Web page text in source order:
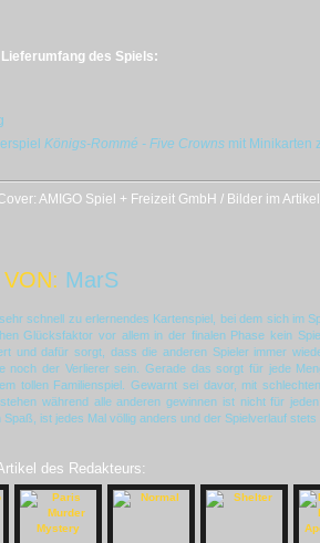
des Spiels:
Königs-Rommé - Five Crownsmit Minikarten
AMIGO Spiel + Freizeit GmbH / Bilder im
MarS
schnell zu erlernendes Kartenspiel, bei dem sich im
Glücksfaktor vor allem in der finalen Phase kein
und dafür sorgt, dass die anderen Spieler immer
noch der Verlierer sein. Gerade das sorgt für jede
tollen Familienspiel. Gewarnt sei davor, mit
während alle anderen gewinnen ist nicht für
Spaß, ist jedes Mal völlig anders und der Spielverlauf
des Redakteurs: